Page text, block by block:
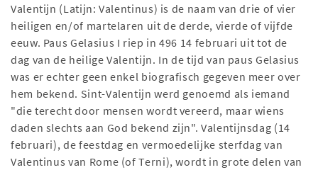
Valentijn (Latijn: Valentinus) is de naam van drie of vier
heiligen en/of martelaren uit de derde, vierde of vijfde
eeuw. Paus Gelasius I riep in 496 14 februari uit tot de
dag van de heilige Valentijn. In de tijd van paus Gelasius
was er echter geen enkel biografisch gegeven meer over
hem bekend. Sint-Valentijn werd genoemd als iemand
"die terecht door mensen wordt vereerd, maar wiens
daden slechts aan God bekend zijn". Valentijnsdag (14
februari), de feestdag en vermoedelijke sterfdag van
Valentinus van Rome (of Terni), wordt in grote delen van